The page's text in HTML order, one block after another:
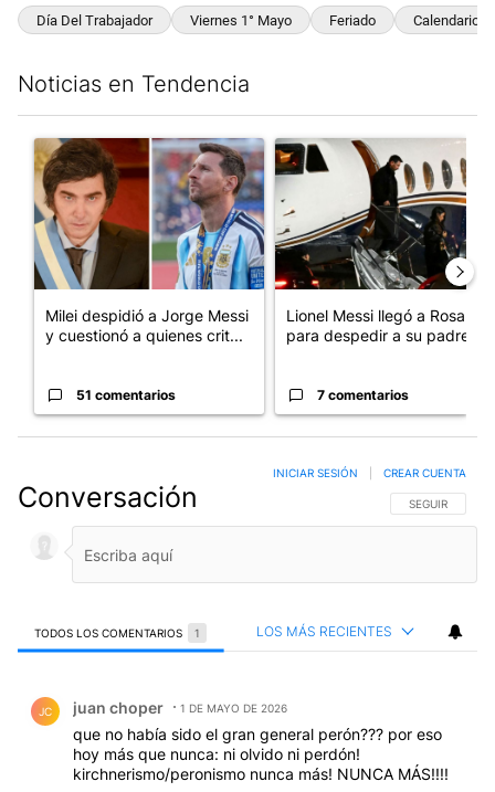
Día Del Trabajador Viernes 1° Mayo Feriado Calendario
Noticias en Tendencia
Un artículo de tendencia con el título "Milei despidió a Jorge
Milei despidió a Jorge Messi
y cuestionó a quienes crit...
51 comentarios
Un artículo de tendencia con
Lionel Messi llegó a Rosario
para despedir a su padre, ...
7 comentarios
Conversación SIGA ESTA
SEGUIR
INICIAR SESIÓN CREAR CUENTA
TODOS LOS COMENTARIOS 1 LOS MÁS RECIENTES
JC juan choper 1 DE MAYO DE 2026
que no había sido el gran general perón??? por eso
hoy más que nunca: ni olvido ni perdón!
kirchnerismo/peronismo nunca más! NUNCA MÁS!!!!